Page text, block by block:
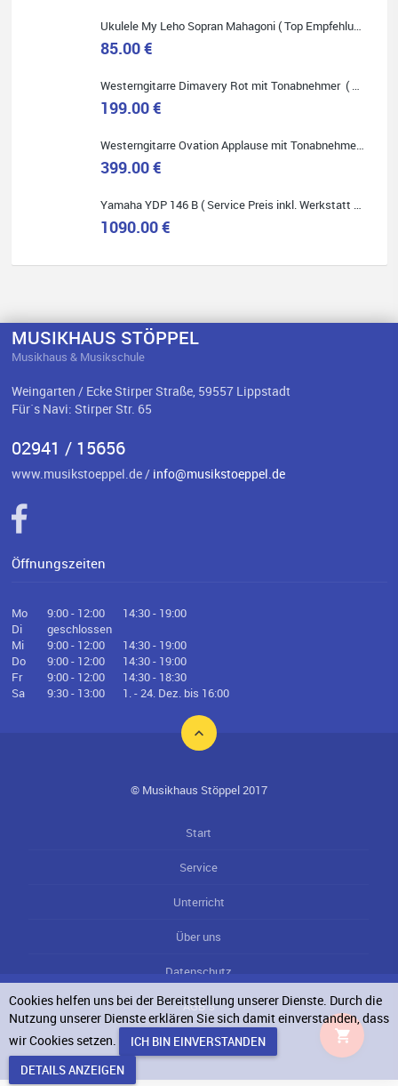
Klein...aber fein!
Ukulele My Leho Sopran Mahagoni ( Top Empfehlung ! )
85.00 €
Westerngitarre Dimavery Rot mit Tonabnehmer ( Service Preis inkl. Werkstatt Service )
199.00 €
Westerngitarre Ovation Applause mit Tonabnehmer ( Service Preis inkl. Werkstatt Service )
399.00 €
Yamaha YDP 146 B ( Service Preis inkl. Werkstatt Service )
1090.00 €
MUSIKHAUS STÖPPEL
Musikhaus & Musikschule
Weingarten / Ecke Stirper Straße, 59557 Lippstadt
Für`s Navi: Stirper Str. 65
02941 / 15656
www.musikstoeppel.de / info@musikstoeppel.de
Öffnungszeiten
Mo 9:00 - 12:00
14:30 - 19:00
Di
geschlossen
Mi
9:00 - 12:00
14:30 - 19:00
Do
9:00 - 12:00
14:30 - 19:00
Fr
9:00 - 12:00
14:30 - 18:30
Sa
9:30 - 13:00 1. - 24. Dez. bis 16:00
© Musikhaus Stöppel 2017
Start
Service
Unterricht
Über uns
Datenschutz
AGB`s
Impressum
Cookies helfen uns bei der Bereitstellung unserer Dienste. Durch die
Nutzung unserer Dienste erklären Sie sich damit einverstanden, dass
wir Cookies setzen.
DETAILS ANZEIGEN